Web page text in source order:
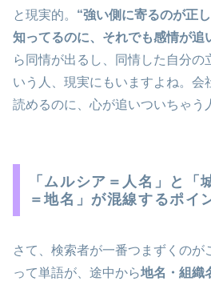
と現実的。 “強い側に寄るのが正
知ってるのに、それでも感情が追
ら同情が出るし、同情した自分の
いう人、現実にもいますよね。会
読めるのに、心が追いついちゃう
「ムルシア＝人名」と「
＝地名」が混線するポイ
さて、検索者が一番つまずくのが
って単語が、途中から地名・組織